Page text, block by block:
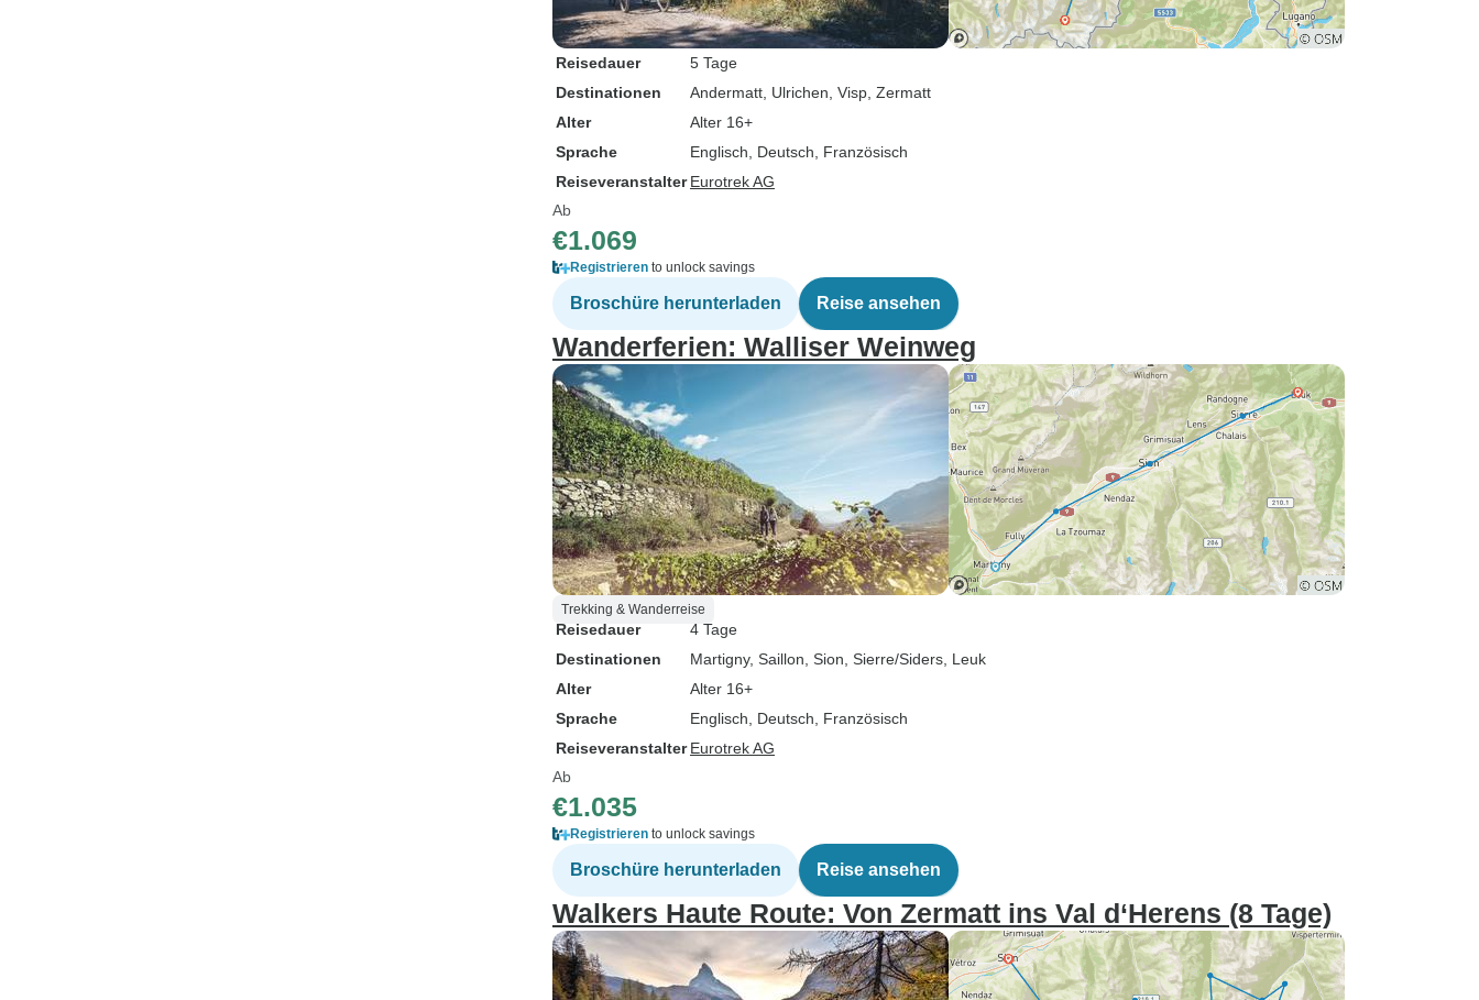
Reisedauer
5 Tage
Destinationen
Andermatt , Ulrichen , Visp , Zermatt
Alter
Alter 16+
Sprache
Englisch, Deutsch, Französisch
Reiseveranstalter Eurotrek AG
Ab
€1.069
Registrieren to unlock savings
Broschüre herunterladen Reise ansehen
Wanderferien: Walliser Weinweg
Trekking & Wanderreise
Reisedauer
4 Tage
Destinationen
Martigny, Saillon , Sion , Sierre/Siders , Leuk
Alter
Alter 16+
Sprache
Englisch, Deutsch, Französisch
Reiseveranstalter Eurotrek AG
Ab
€1.035
Registrieren to unlock savings
Broschüre herunterladen Reise ansehen
Walkers Haute Route: Von Zermatt ins Val d‘Herens (8 Tage)